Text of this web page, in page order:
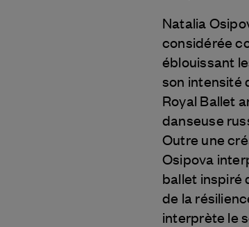
Natalia
considérée
éblouissant
son intensité
Royal Ballet
danseuse
Outre une
Osipova
ballet inspiré
de la
interprète le